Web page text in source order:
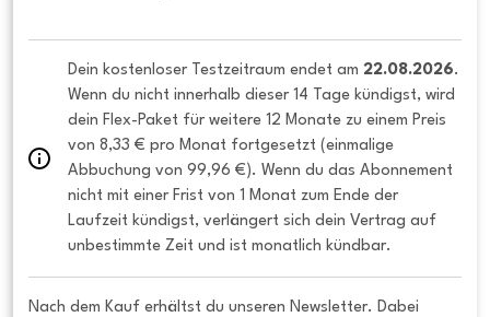
Dein kostenloser Testzeitraum endet am 22.08.2026.
Wenn du nicht innerhalb dieser 14 Tage kündigst, wird
dein Flex-Paket für weitere 12 Monate zu einem Preis
von 8,33 € pro Monat fortgesetzt (einmalige
Abbuchung von 99,96 €). Wenn du das Abonnement
nicht mit einer Frist von 1 Monat zum Ende der
Laufzeit kündigst, verlängert sich dein Vertrag auf
unbestimmte Zeit und ist monatlich kündbar.
Nach dem Kauf erhältst du unseren Newsletter. Dabei